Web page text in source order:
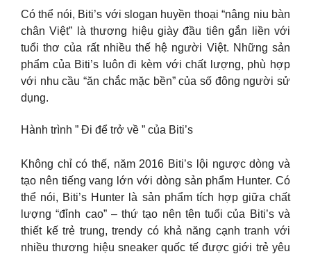
Có thể nói, Biti’s với slogan huyền thoại “nâng niu bàn
chân Việt” là thương hiệu giày đầu tiên gắn liền với
tuổi thơ của rất nhiều thế hệ người Việt. Những sản
phẩm của Biti’s luôn đi kèm với chất lượng, phù hợp
với nhu cầu “ăn chắc mặc bền” của số đông người sử
dụng.
Hành trình ” Đi để trở về ” của Biti’s
Không chỉ có thế, năm 2016 Biti’s lội ngược dòng và
tạo nên tiếng vang lớn với dòng sản phẩm Hunter. Có
thể nói, Biti’s Hunter là sản phẩm tích hợp giữa chất
lượng “đỉnh cao” – thứ tạo nên tên tuổi của Biti’s và
thiết kế trẻ trung, trendy có khả năng cạnh tranh với
nhiều thương hiệu sneaker quốc tế được giới trẻ yêu